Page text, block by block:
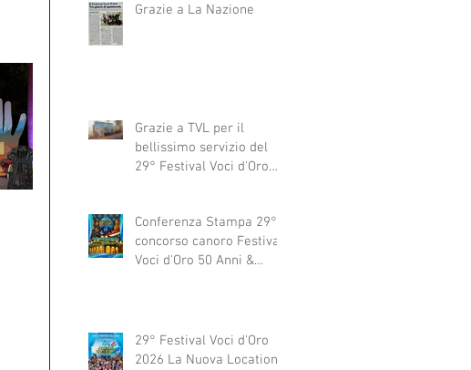
Grazie a La Nazione
Grazie a TVL per il
bellissimo servizio del
29° Festival Voci d'Oro
Conferenza Stampa 29°
concorso canoro Festival
Voci d'Oro 50 Anni &
29° Festival Voci d'Oro
2026 La Nuova Location